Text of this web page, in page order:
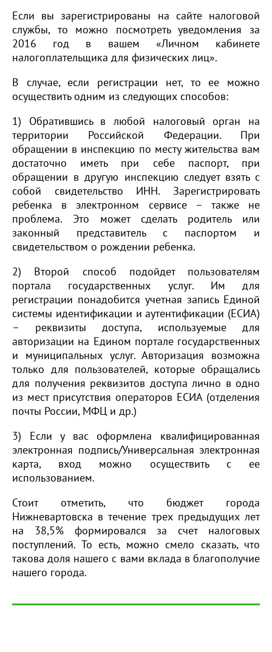
Если вы зарегистрированы на сайте налоговой
службы, то можно посмотреть уведомления за
2016 год в вашем «Личном кабинете
налогоплательщика для физических лиц».
В случае, если регистрации нет, то ее можно
осуществить одним из следующих способов:
1) Обратившись в любой налоговый орган на
территории Российской Федерации. При
обращении в инспекцию по месту жительства вам
достаточно иметь при себе паспорт, при
обращении в другую инспекцию следует взять с
собой свидетельство ИНН. Зарегистрировать
ребенка в электронном сервисе – также не
проблема. Это может сделать родитель или
законный представитель с паспортом и
свидетельством о рождении ребенка.
2) Второй способ подойдет пользователям
портала государственных услуг. Им для
регистрации понадобится учетная запись Единой
системы идентификации и аутентификации (ЕСИА)
– реквизиты доступа, используемые для
авторизации на Едином портале государственных
и муниципальных услуг. Авторизация возможна
только для пользователей, которые обращались
для получения реквизитов доступа лично в одно
из мест присутствия операторов ЕСИА (отделения
почты России, МФЦ и др.)
3) Если у вас оформлена квалифицированная
электронная подпись/Универсальная электронная
карта, вход можно осуществить с ее
использованием.
Стоит отметить, что бюджет города
Нижневартовска в течение трех предыдущих лет
на 38,5% формировался за счет налоговых
поступлений. То есть, можно смело сказать, что
такова доля нашего с вами вклада в благополучие
нашего города.